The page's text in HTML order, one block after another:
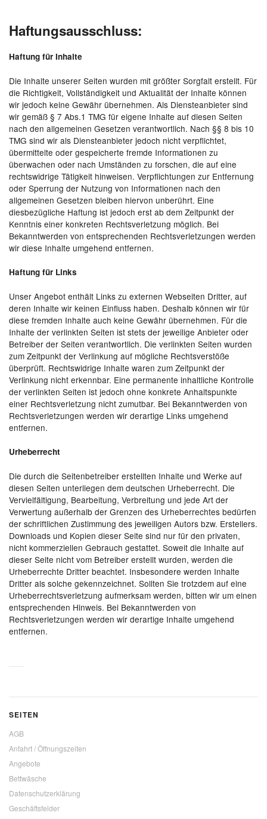
Haftungsausschluss:
Haftung für Inhalte
Die Inhalte unserer Seiten wurden mit größter Sorgfalt erstellt. Für
die Richtigkeit, Vollständigkeit und Aktualität der Inhalte können
wir jedoch keine Gewähr übernehmen. Als Diensteanbieter sind
wir gemäß § 7 Abs.1 TMG für eigene Inhalte auf diesen Seiten
nach den allgemeinen Gesetzen verantwortlich. Nach §§ 8 bis 10
TMG sind wir als Diensteanbieter jedoch nicht verpflichtet,
übermittelte oder gespeicherte fremde Informationen zu
überwachen oder nach Umständen zu forschen, die auf eine
rechtswidrige Tätigkeit hinweisen. Verpflichtungen zur Entfernung
oder Sperrung der Nutzung von Informationen nach den
allgemeinen Gesetzen bleiben hiervon unberührt. Eine
diesbezügliche Haftung ist jedoch erst ab dem Zeitpunkt der
Kenntnis einer konkreten Rechtsverletzung möglich. Bei
Bekanntwerden von entsprechenden Rechtsverletzungen werden
wir diese Inhalte umgehend entfernen.
Haftung für Links
Unser Angebot enthält Links zu externen Webseiten Dritter, auf
deren Inhalte wir keinen Einfluss haben. Deshalb können wir für
diese fremden Inhalte auch keine Gewähr übernehmen. Für die
Inhalte der verlinkten Seiten ist stets der jeweilige Anbieter oder
Betreiber der Seiten verantwortlich. Die verlinkten Seiten wurden
zum Zeitpunkt der Verlinkung auf mögliche Rechtsverstöße
überprüft. Rechtswidrige Inhalte waren zum Zeitpunkt der
Verlinkung nicht erkennbar. Eine permanente inhaltliche Kontrolle
der verlinkten Seiten ist jedoch ohne konkrete Anhaltspunkte
einer Rechtsverletzung nicht zumutbar. Bei Bekanntwerden von
Rechtsverletzungen werden wir derartige Links umgehend
entfernen.
Urheberrecht
Die durch die Seitenbetreiber erstellten Inhalte und Werke auf
diesen Seiten unterliegen dem deutschen Urheberrecht. Die
Vervielfältigung, Bearbeitung, Verbreitung und jede Art der
Verwertung außerhalb der Grenzen des Urheberrechtes bedürfen
der schriftlichen Zustimmung des jeweiligen Autors bzw. Erstellers.
Downloads und Kopien dieser Seite sind nur für den privaten,
nicht kommerziellen Gebrauch gestattet. Soweit die Inhalte auf
dieser Seite nicht vom Betreiber erstellt wurden, werden die
Urheberrechte Dritter beachtet. Insbesondere werden Inhalte
Dritter als solche gekennzeichnet. Sollten Sie trotzdem auf eine
Urheberrechtsverletzung aufmerksam werden, bitten wir um einen
entsprechenden Hinweis. Bei Bekanntwerden von
Rechtsverletzungen werden wir derartige Inhalte umgehend
entfernen.
SEITEN
AGB
Anfahrt / Öffnungszeiten
Angebote
Bettwäsche
Datenschutzerklärung
Geschäftsfelder